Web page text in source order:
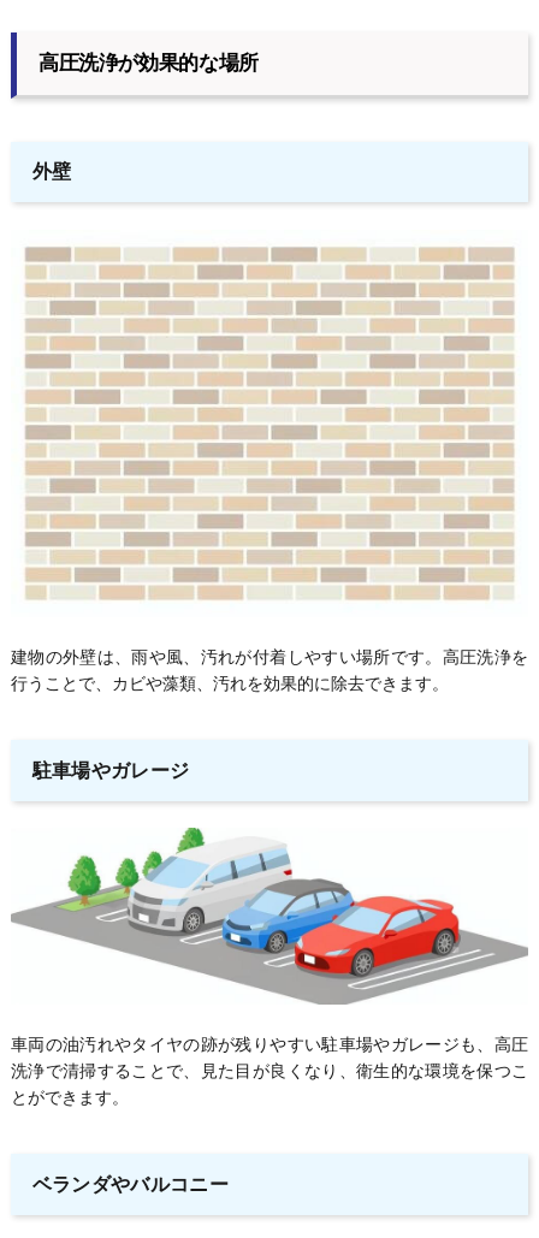
高圧洗浄が効果的な場所
外壁
建物の外壁は、雨や風、汚れが付着しやすい場所です。高圧洗浄を
行うことで、カビや藻類、汚れを効果的に除去できます。
駐車場やガレージ
車両の油汚れやタイヤの跡が残りやすい駐車場やガレージも、高圧
洗浄で清掃することで、見た目が良くなり、衛生的な環境を保つこ
とができます。
ベランダやバルコニー